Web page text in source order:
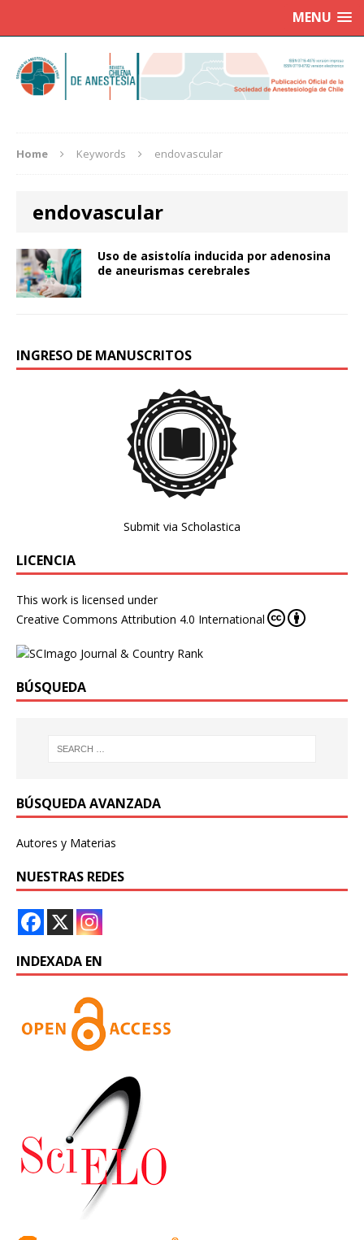
MENU
Home Keywords endovascular
endovascular
Uso de asistolía inducida por adenosina
de aneurismas cerebrales
INGRESO DE MANUSCRITOS
Submit via Scholastica
LICENCIA
This work is licensed under
Creative Commons Attribution 4.0 International
BÚSQUEDA
BÚSQUEDA AVANZADA
Autores y Materias
NUESTRAS REDES
INDEXADA EN